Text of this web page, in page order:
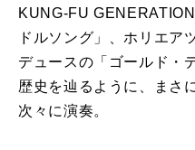
KUNG-FU
ドルソング」、ホリエア
デュースの「ゴールド・
歴史を辿るように、まさ
次々に演奏。